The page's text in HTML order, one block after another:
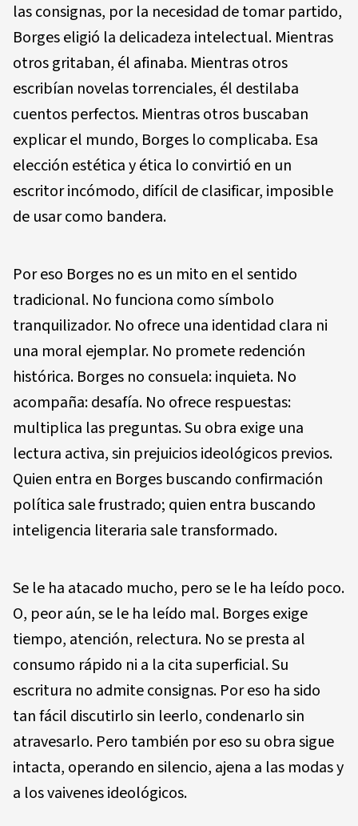
las consignas, por la necesidad de tomar partido,
Borges eligió la delicadeza intelectual. Mientras
otros gritaban, él afinaba. Mientras otros
escribían novelas torrenciales, él destilaba
cuentos perfectos. Mientras otros buscaban
explicar el mundo, Borges lo complicaba. Esa
elección estética y ética lo convirtió en un
escritor incómodo, difícil de clasificar, imposible
de usar como bandera.
Por eso Borges no es un mito en el sentido
tradicional. No funciona como símbolo
tranquilizador. No ofrece una identidad clara ni
una moral ejemplar. No promete redención
histórica. Borges no consuela: inquieta. No
acompaña: desafía. No ofrece respuestas:
multiplica las preguntas. Su obra exige una
lectura activa, sin prejuicios ideológicos previos.
Quien entra en Borges buscando confirmación
política sale frustrado; quien entra buscando
inteligencia literaria sale transformado.
Se le ha atacado mucho, pero se le ha leído poco.
O, peor aún, se le ha leído mal. Borges exige
tiempo, atención, relectura. No se presta al
consumo rápido ni a la cita superficial. Su
escritura no admite consignas. Por eso ha sido
tan fácil discutirlo sin leerlo, condenarlo sin
atravesarlo. Pero también por eso su obra sigue
intacta, operando en silencio, ajena a las modas y
a los vaivenes ideológicos.